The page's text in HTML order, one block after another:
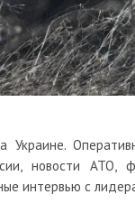
Украине.
новости АТО,
интервью с